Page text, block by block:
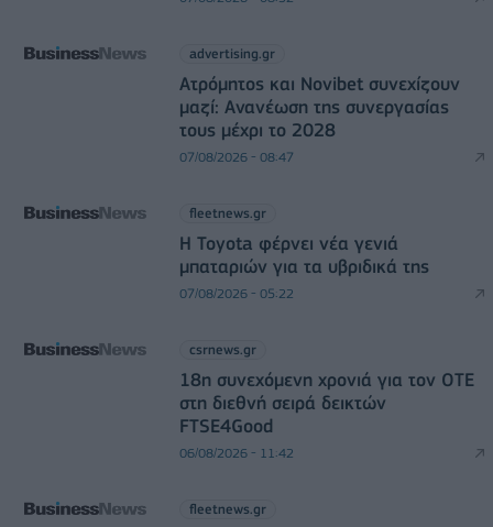
advertising.gr
Ατρόμητος και Novibet συνεχίζουν
μαζί: Ανανέωση της συνεργασίας
τους μέχρι το 2028
07/08/2026 - 08:47
fleetnews.gr
Η Toyota φέρνει νέα γενιά
μπαταριών για τα υβριδικά της
07/08/2026 - 05:22
csrnews.gr
18η συνεχόμενη χρονιά για τον ΟΤΕ
στη διεθνή σειρά δεικτών
FTSE4Good
06/08/2026 - 11:42
fleetnews.gr